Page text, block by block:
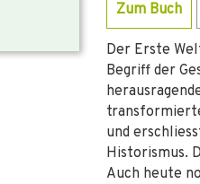
Zum Buch
Der Erste
Begriff der
und
Historismus.
Auch heute